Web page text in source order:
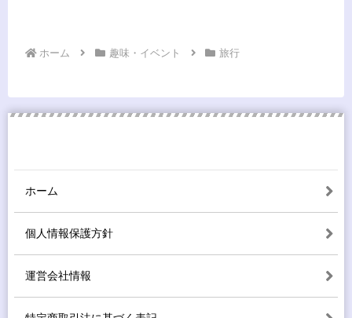
ホーム 趣味・イベント 旅行
ホーム
個人情報保護方針
運営会社情報